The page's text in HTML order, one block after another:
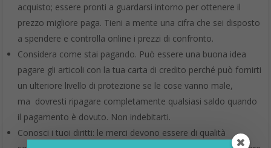
acquisto; essere pronti a guardarsi intorno per ottenere il
prezzo migliore paga. Tieni a mente una cifra che sei disposto
a spendere e controlla online i prezzi di confronto.
Considera come stai pagando. Può essere una buona idea
pagare gli articoli con la tua carta di credito perché può fornirti
un ulteriore livello di protezione se le cose vanno male,
ma dovresti ripagare completamente qualsiasi saldo quando
il pagamento è dovuto. Non indebitarti.
Conosci i tuoi diritti: le merci devono essere di qualità